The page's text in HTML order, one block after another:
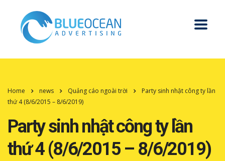
Home news Quảng cáo ngoài trời
Party sinh nhật công ty lần
thứ 4 (8/6/2015 – 8/6/2019)
Party sinh nhật công ty lần
thứ 4 (8/6/2015 – 8/6/2019)